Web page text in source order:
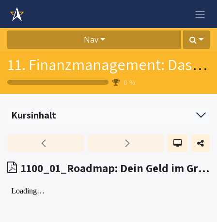
Zum Inhalt springen
Nav
11. Finanzmanagement: Das Lebenselixier deines Unternehmens
0 %
Kursinhalt
1100_01_Roadmap: Dein Geld im Griff, deine Nerven auch